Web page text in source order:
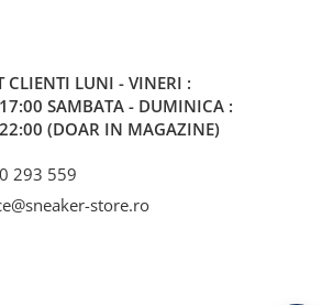
CLIENTI LUNI - VINERI :
SAMBATA - DUMINICA :
(DOAR IN MAGAZINE)
293 559
store.ro